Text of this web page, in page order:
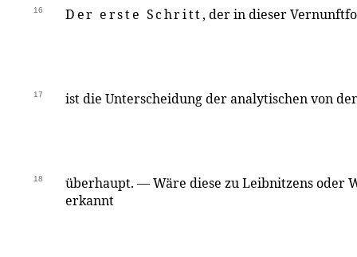
16 Der erste Schritt, der in dieser
17 ist die Unterscheidung der analytischen von
18
überhaupt. — Wäre diese zu Leibnitzens oder
erkannt